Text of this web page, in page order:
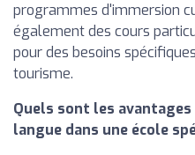
programmes d'immersion
également des cours
pour des besoins
tourisme.
Quels sont les
langue dans une école